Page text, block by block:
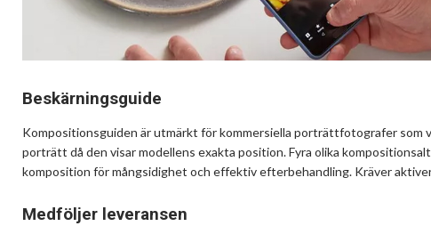
Beskärningsguide
Kompositionsguiden är utmärkt för kommersiella porträttfotografer som
porträtt då den visar modellens exakta position. Fyra olika
komposition för mångsidighet och effektiv efterbehandling. Kräver
Medföljer leveransen